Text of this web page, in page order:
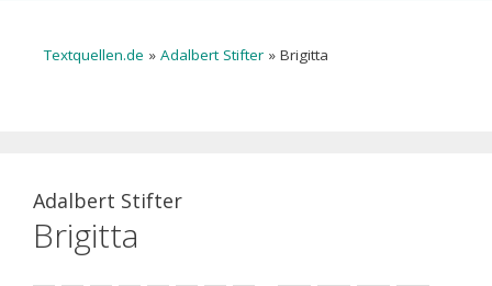
Textquellen.de » Adalbert Stifter » Brigitta
Adalbert Stifter
Brigitta